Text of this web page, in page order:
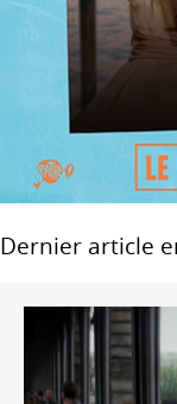
Dernier article